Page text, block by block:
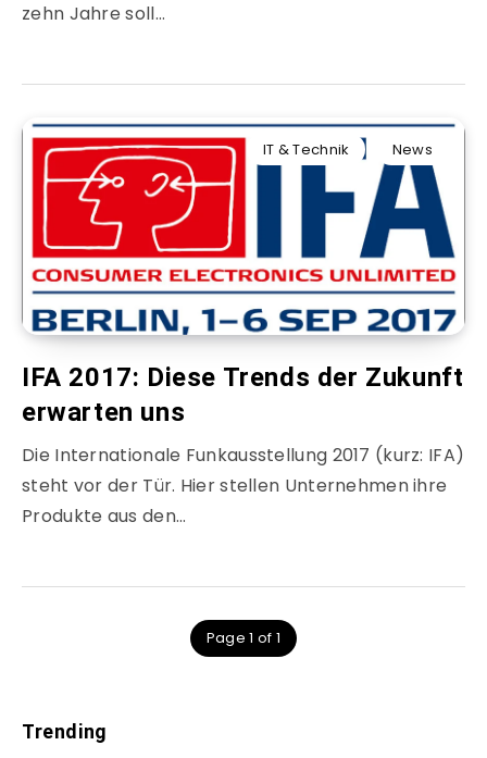
zehn Jahre soll…
IT & Technik News
IFA 2017: Diese Trends der Zukunft
erwarten uns
Die Internationale Funkausstellung 2017 (kurz: IFA)
steht vor der Tür. Hier stellen Unternehmen ihre
Produkte aus den…
Page 1 of 1
Trending